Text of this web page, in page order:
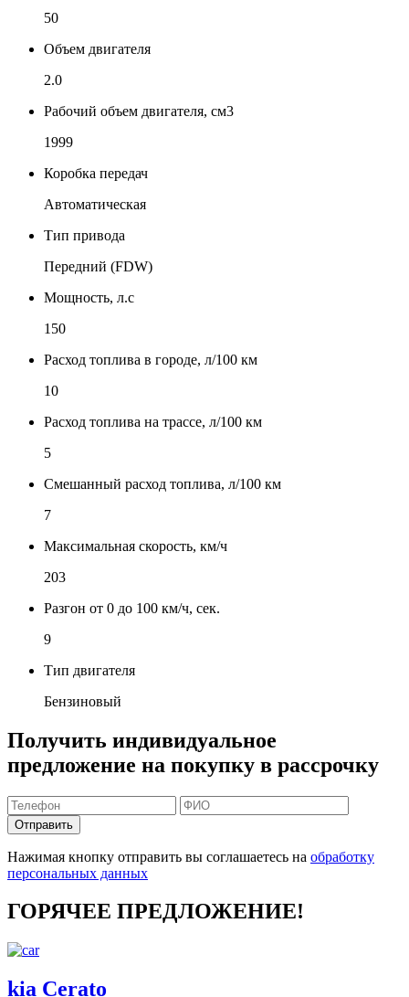
50
Объем двигателя
2.0
Рабочий объем двигателя, см3
1999
Коробка передач
Автоматическая
Тип привода
Передний (FDW)
Мощность, л.с
150
Расход топлива в городе, л/100 км
10
Расход топлива на трассе, л/100 км
5
Смешанный расход топлива, л/100 км
7
Максимальная скорость, км/ч
203
Разгон от 0 до 100 км/ч, сек.
9
Тип двигателя
Бензиновый
Получить индивидуальное
предложение на покупку в рассрочку
Отправить
Нажимая кнопку отправить вы соглашаетесь на обработку
персональных данных
ГОРЯЧЕЕ ПРЕДЛОЖЕНИЕ!
kia Cerato